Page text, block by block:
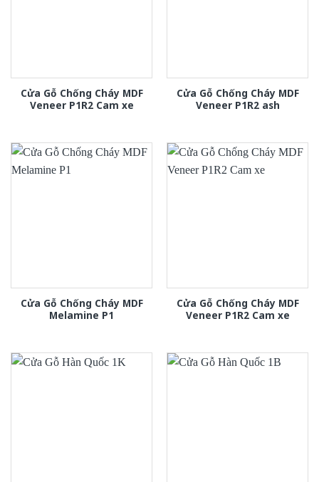
Cửa Gỗ Chống Cháy MDF
Veneer P1R2 Cam xe
Cửa Gỗ Chống Cháy MDF
Veneer P1R2 ash
Cửa Gỗ Chống Cháy MDF
Melamine P1
Cửa Gỗ Chống Cháy MDF
Veneer P1R2 Cam xe